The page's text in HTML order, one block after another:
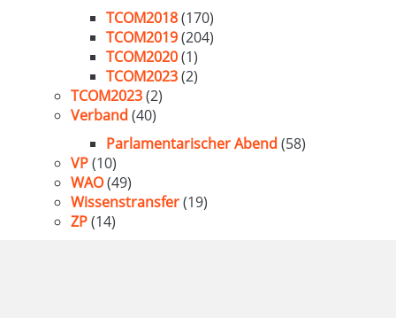
TCOM2018(170)
TCOM2019(204)
TCOM2020(1)
TCOM2023(2)
TCOM2023(2)
Verband (40)
Parlamentarischer Abend (58)
VP(10)
WAO(49)
Wissenstransfer(19)
ZP(14)